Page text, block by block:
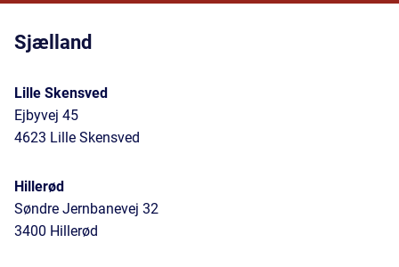
Sjælland
Lille Skensved
Ejbyvej 45
4623 Lille Skensved
Hillerød
Søndre Jernbanevej 32
3400 Hillerød